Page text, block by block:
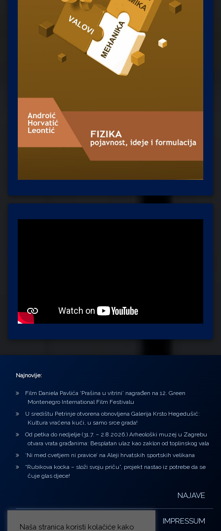
Najnovije:
Film Daniela Pavlića ‘Prašina u vitrini’ nagrađen na 12. Green
Montenegro International Film Festivalu
U središtu Petrinje otvorena obnovljena Galerija Krsto Hegedušić:
Kultura vraćena kući, u samo srce grada!
Od petka do nedjelje (31.7. – 2.8.2026.) Arheološki muzej u Zagrebu
otvara vrata građanima: Besplatan ulaz kao zaklon od toplinskog vala
‘Ni med cvetjem ni pravice’ na Aleji hrvatskih sportskih velikana
“Rubikova kocka – složi svoju priču”, projekt nastao iz potrebe da se
čuje glas djece!
NAJAVE
IMPRESSUM
Naša stranica koristi kolačiće kako